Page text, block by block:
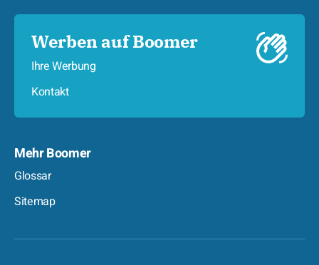
Werben auf Boomer
Ihre Werbung
Kontakt
Mehr Boomer
Glossar
Sitemap